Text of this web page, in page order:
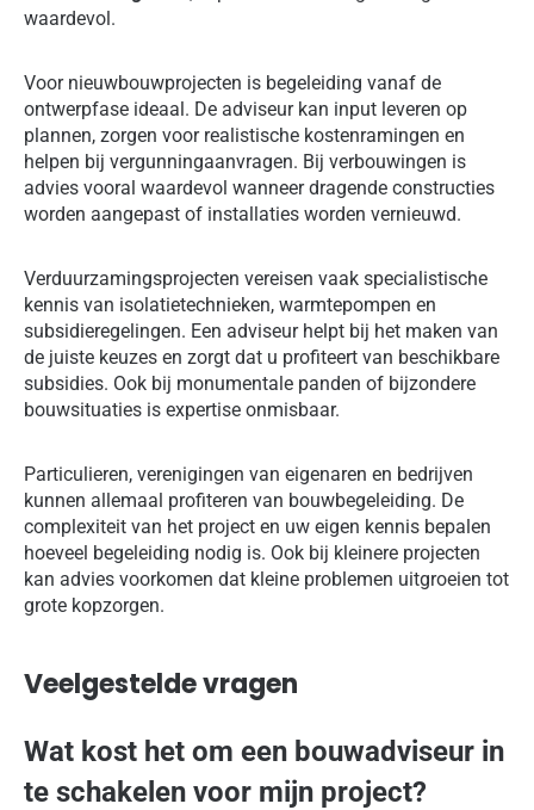
waardevol.
Voor nieuwbouwprojecten is begeleiding vanaf de
ontwerpfase ideaal. De adviseur kan input leveren op
plannen, zorgen voor realistische kostenramingen en
helpen bij vergunningaanvragen. Bij verbouwingen is
advies vooral waardevol wanneer dragende constructies
worden aangepast of installaties worden vernieuwd.
Verduurzamingsprojecten vereisen vaak specialistische
kennis van isolatietechnieken, warmtepompen en
subsidieregelingen. Een adviseur helpt bij het maken van
de juiste keuzes en zorgt dat u profiteert van beschikbare
subsidies. Ook bij monumentale panden of bijzondere
bouwsituaties is expertise onmisbaar.
Particulieren, verenigingen van eigenaren en bedrijven
kunnen allemaal profiteren van bouwbegeleiding. De
complexiteit van het project en uw eigen kennis bepalen
hoeveel begeleiding nodig is. Ook bij kleinere projecten
kan advies voorkomen dat kleine problemen uitgroeien tot
grote kopzorgen.
Veelgestelde vragen
Wat kost het om een bouwadviseur in
te schakelen voor mijn project?